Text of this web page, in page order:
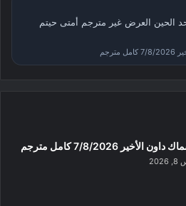
١٢: ٢٢ ولحد الحين العرض غير مترجم أمتى حيتم
7/8/2026 كامل مترجم